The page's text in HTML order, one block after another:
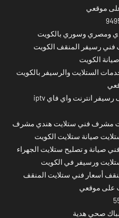
موقعي
ومصري وسوري بالكويت
فني رسيفر المنقف الكويت
الكويت
الستلايت والرسيفر بالكويت
فني ستلايت مركزي المنقف رسيفر انترنت واي فاي iptv
مشرف فني ستلايت هندي مشرف
صيانة ستلايت الكويت
صيانة و تصليح ستلايت الجهراء
ورسيفر في الكويت
أسعار فني ستلايت المنقف
على موقعي
صحي هدية